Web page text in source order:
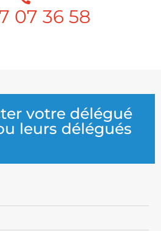
07 36 58
votre délégué
leurs délégués